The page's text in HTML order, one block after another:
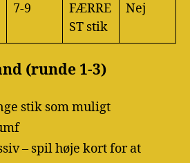
7-9
FÆRRE
ST stik
Nej
(runde 1-3)
stik som muligt
– spil høje kort for at